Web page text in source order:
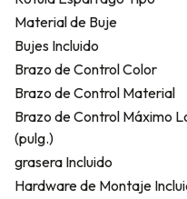
Material de Buje
Bujes Incluido
Brazo de Control Color
Brazo de Control Material
Brazo de Control Máximo
(pulg.)
grasera Incluido
Hardware de Montaje